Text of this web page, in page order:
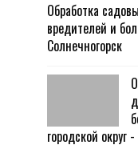
Обработка
вредителей и
Солнечногорск
городской округ